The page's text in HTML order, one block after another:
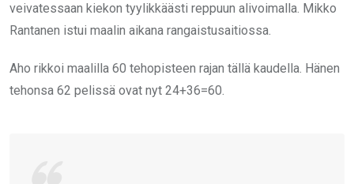
veivatessaan kiekon tyylikkäästi reppuun alivoimalla. Mikko
Rantanen istui maalin aikana rangaistusaitiossa.
Aho rikkoi maalilla 60 tehopisteen rajan tällä kaudella. Hänen
tehonsa 62 pelissä ovat nyt 24+36=60.